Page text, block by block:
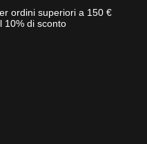
ordini superiori a 150 €
10% di sconto